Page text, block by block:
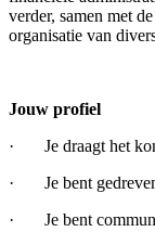
verder, samen met
organisatie van
Jouw profiel
· Je draagt het
· Je bent
· Je bent